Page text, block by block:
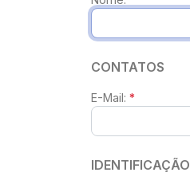
CONTATOS
E-Mail: *
IDENTIFICAÇÃO